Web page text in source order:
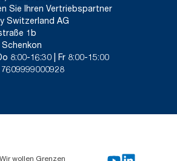
Sie Ihren Vertriebspartner
Switzerland AG
1b
Schenkon
8:00-16:30 | Fr 8:00-15:00
7609999000928
wollen Grenzen